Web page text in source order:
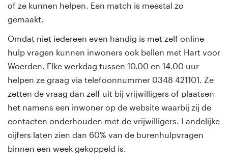
of ze kunnen helpen. Een match is meestal zo
gemaakt.
Omdat niet iedereen even handig is met zelf online
hulp vragen kunnen inwoners ook bellen met Hart voor
Woerden. Elke werkdag tussen 10.00 en 14.00 uur
helpen ze graag via telefoonnummer 0348 421101. Ze
zetten de vraag dan zelf uit bij vrijwilligers of plaatsen
het namens een inwoner op de website waarbij zij de
contacten onderhouden met de vrijwilligers. Landelijke
cijfers laten zien dan 60% van de burenhulpvragen
binnen een week gekoppeld is.